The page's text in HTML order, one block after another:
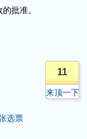
批准。
11
来顶一下
选票